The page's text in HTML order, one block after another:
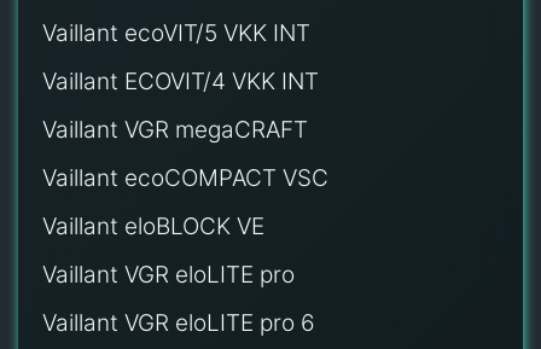
Vaillant ecoVIT/5 VKK INT
Vaillant ECOVIT/4 VKK INT
Vaillant VGR megaCRAFT
Vaillant ecoCOMPACT VSC
Vaillant eloBLOCK VE
Vaillant VGR eloLITE pro
Vaillant VGR eloLITE pro 6